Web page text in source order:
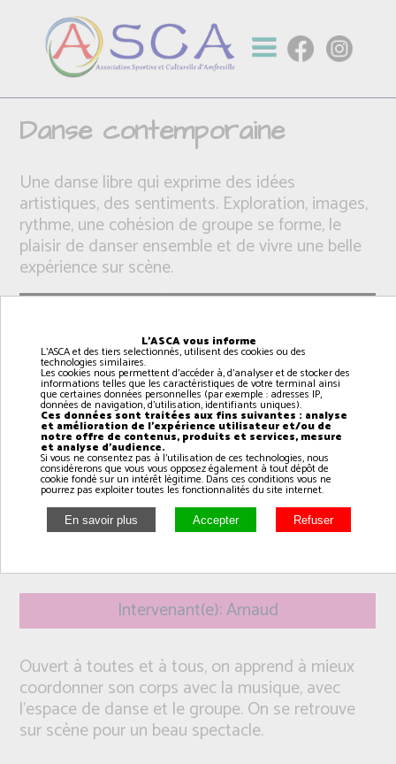
Danse contemporaine
Une danse libre qui exprime des idées
artistiques, des sentiments. Exploration, images,
rythme, une cohésion de groupe se forme, le
plaisir de danser ensemble et de vivre une belle
expérience sur scène.
Intervenant(e): Arnaud
Ouvert à toutes et à tous, on apprend à mieux
coordonner son corps avec la musique, avec
l'espace de danse et le groupe. On se retrouve
sur scène pour un beau spectacle.
L'ASCA vous informe
L'ASCA et des tiers selectionnés, utilisent des cookies ou des
technologies similaires.
Les cookies nous permettent d'accéder à, d'analyser et de stocker des
informations telles que les caractéristiques de votre terminal ainsi
que certaines données personnelles (par exemple : adresses IP,
données de navigation, d'utilisation, identifiants uniques).
Ces données sont traitées aux fins suivantes : analyse
et amélioration de l'expérience utilisateur et/ou de
notre offre de contenus, produits et services, mesure
et analyse d'audience.
Si vous ne consentez pas à l'utilisation de ces technologies, nous
considérerons que vous vous opposez également à tout dépôt de
cookie fondé sur un intérêt légitime. Dans ces conditions vous ne
pourrez pas exploiter toutes les fonctionnalités du site internet.